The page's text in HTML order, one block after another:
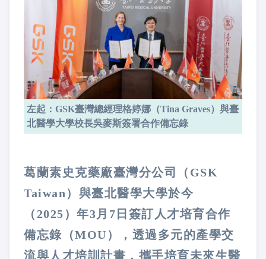
左起：GSK臺灣總經理格婷娜（Tina Graves）與臺
北醫學大學校長吳麥斯簽署合作備忘錄
葛蘭素史克藥廠臺灣分公司（GSK
Taiwan）與臺北醫學大學於今
（2025）年3月7日簽訂人才培育合作
備忘錄（MOU），透過多元的產學交
流與人才培訓計畫，攜手培育未來生醫